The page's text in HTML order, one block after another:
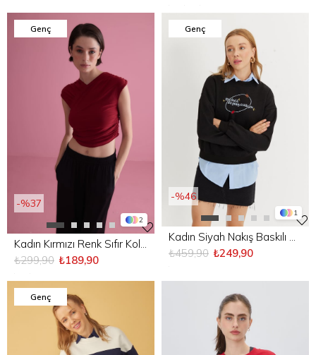
2
%37
Kadın Kırmızı Renk Sıfır Kol Bağlamalı Bluz
₺189,90
₺299,90
Genç
1
%46
Kadın Siyah Nakış Baskılı Oversize Kısa Sweatshirt
₺249,90
₺459,90
Genç
Genç